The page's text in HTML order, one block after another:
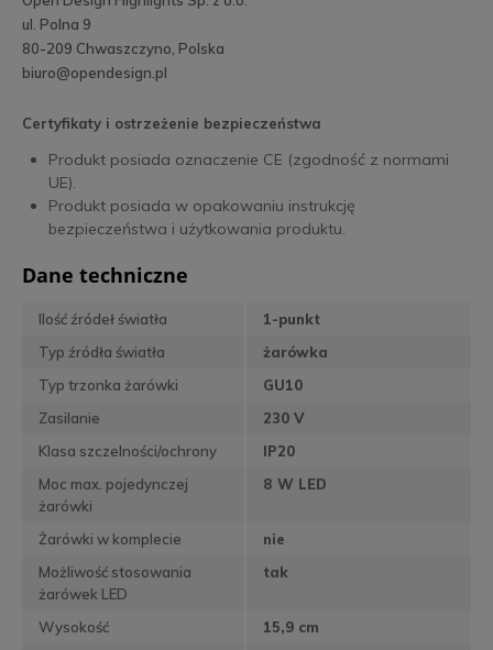
ul. Polna 9
80-209 Chwaszczyno, Polska
biuro@opendesign.pl
Certyfikaty i ostrzeżenie bezpieczeństwa
Produkt posiada oznaczenie CE (zgodność z normami
UE).
Produkt posiada w opakowaniu instrukcję
bezpieczeństwa i użytkowania produktu.
Dane techniczne
Ilość źródeł światła
1-punkt
Typ źródła światła
żarówka
Typ trzonka żarówki
GU10
Zasilanie
230 V
Klasa szczelności/ochrony
IP20
Moc max. pojedynczej
żarówki
8 W LED
Żarówki w komplecie
nie
Możliwość stosowania
żarówek LED
tak
Wysokość
15,9 cm